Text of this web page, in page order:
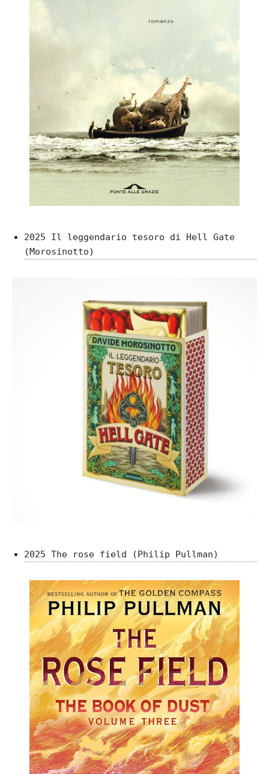
2025 Il leggendario tesoro di Hell Gate
(Morosinotto)
2025 The rose field (Philip Pullman)